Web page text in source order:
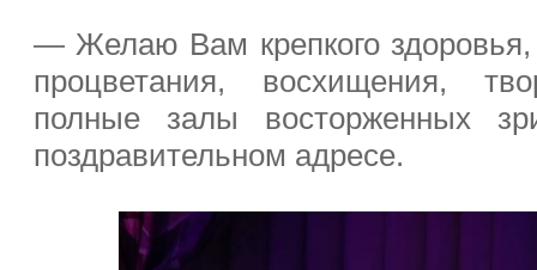
— Желаю Вам крепкого здоровья,
процветания, восхищения,
полные залы восторженных
поздравительном адресе.